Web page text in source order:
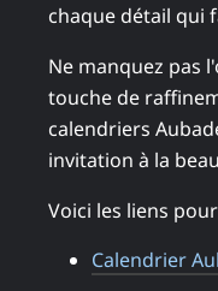
chaque détail qui
Ne manquez pas
touche de
calendriers
invitation à la
Voici les liens
Calendrier